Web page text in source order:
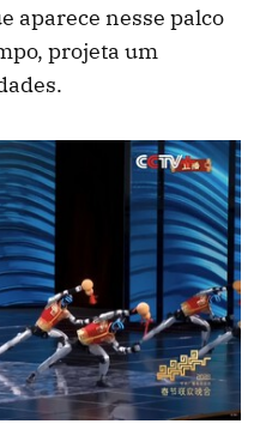
aparece nesse palco
projeta um